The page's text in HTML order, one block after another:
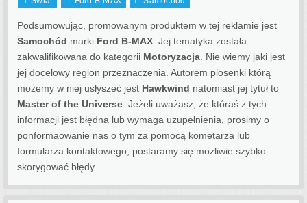
Podsumowując, promowanym produktem w tej reklamie jest
Samochód marki Ford B-MAX . Jej tematyka została
zakwalifikowana do kategorii Motoryzacja . Nie wiemy jaki jest
jej docelowy region przeznaczenia. Autorem piosenki którą
możemy w niej usłyszeć jest Hawkwind natomiast jej tytuł to
Master of the Universe . Jeżeli uważasz, że któraś z tych
informacji jest błędna lub wymaga uzupełnienia, prosimy o
ponformaowanie nas o tym za pomocą kometarza lub
formularza kontaktowego, postaramy się możliwie szybko
skorygować błędy.